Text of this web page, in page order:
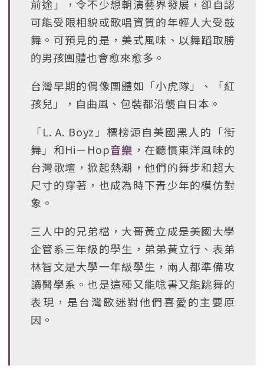
前途」，令不少想朝演藝界發展，卻自認
可能受限相貌或歌唱資質的年輕人大受鼓
舞。可預見的是，美式風味、以舞蹈取勝
的男孩團體也會愈來愈多。
台灣早期的偶像團體如「小虎隊」、「紅
孩兒」，自曲風、包裝都沿襲自日本。
「L. A. Boyz」標榜源自美國黑人的「街
舞」和Hi－Hop音樂 ，在聽慣東洋風味的
台灣歌壇，掀起熱潮，他們的舞步和超大
尺寸的穿著，也成為時下青少年的模仿對
象。
三人中的兄弟檔，大哥黃立成是美國大學
企管系三年級的學生，弟弟黃立行、表弟
林智文是大學一年級學生，兩人都準備攻
讀醫學系。也是這種又能唸書又能跳舞的
表現，是台灣歌迷對他們喜愛的主要原
因。